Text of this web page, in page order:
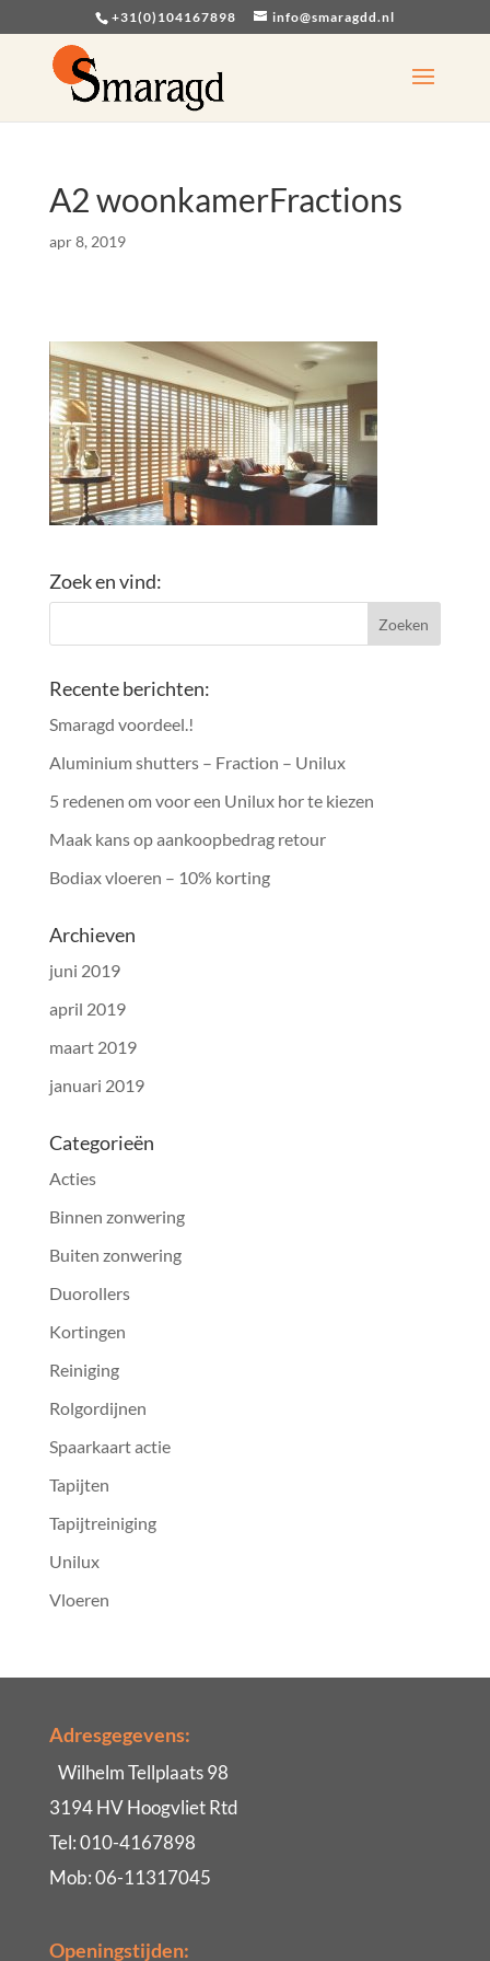
+31(0)104167898 info@smaragdd.nl
A2 woonkamerFractions
apr 8, 2019
Zoek en vind:
Recente berichten:
Smaragd voordeel.!
Aluminium shutters – Fraction – Unilux
5 redenen om voor een Unilux hor te kiezen
Maak kans op aankoopbedrag retour
Bodiax vloeren – 10% korting
Archieven
juni 2019
april 2019
maart 2019
januari 2019
Categorieën
Acties
Binnen zonwering
Buiten zonwering
Duorollers
Kortingen
Reiniging
Rolgordijnen
Spaarkaart actie
Tapijten
Tapijtreiniging
Unilux
Vloeren
Adresgegevens:
Wilhelm Tellplaats 98
3194 HV Hoogvliet Rtd
Tel: 010-4167898
Mob: 06-11317045
Openingstijden: